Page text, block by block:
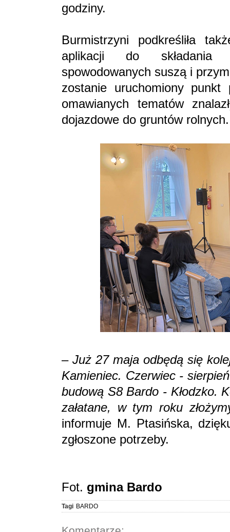
godziny.
Burmistrzyni podkreśliła
aplikacji do składania
spowodowanych suszą i
zostanie uruchomiony
omawianych tematów
dojazdowe do gruntów
– Już 27 maja odbędą się
Kamieniec. Czerwiec -
budową S8 Bardo - Kłodzko.
załatane, w tym roku
informuje M. Ptasińska,
zgłoszone potrzeby.
Fot. gmina Bardo
Tagi BARDO